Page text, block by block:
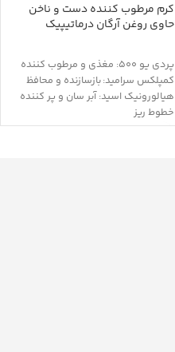
کرم مرطوب کننده دست و ناخن
حاوی روغن آرگان درماتیپیک
پردی یو 500: مغذی و مرطوب کننده
کمپلکس سرامید: بازسازنده و محافظ
هیالورونیک اسید: آبر سان و پر کننده
خطوط ریز
ویتامین E: آنتی اکسیدان و مرطوب